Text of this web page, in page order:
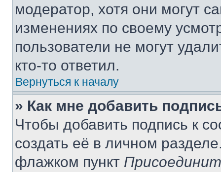
модератор, хотя они могут
изменениях по своему
пользователи не могут
кто-то ответил.
Вернуться к началу
» Как мне добавить
Чтобы добавить подпись к
создать её в личном
флажком пункт